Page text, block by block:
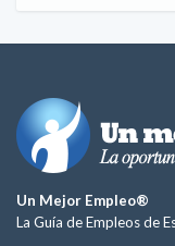
Un Mejor Empleo®
La Guía de Empleos de